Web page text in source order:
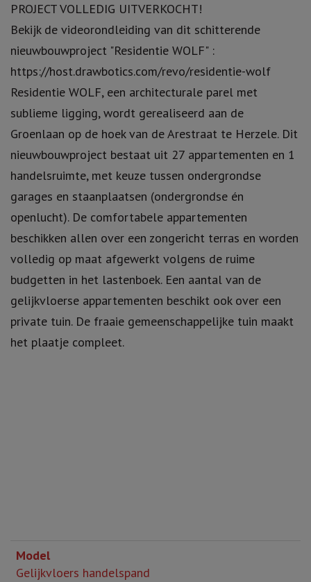
PROJECT VOLLEDIG UITVERKOCHT!
Bekijk de videorondleiding van dit schitterende
nieuwbouwproject "Residentie WOLF" :
https://host.drawbotics.com/revo/residentie-wolf
Residentie WOLF, een architecturale parel met
sublieme ligging, wordt gerealiseerd aan de
Groenlaan op de hoek van de Arestraat te Herzele. Dit
nieuwbouwproject bestaat uit 27 appartementen en 1
handelsruimte, met keuze tussen ondergrondse
garages en staanplaatsen (ondergrondse én
openlucht). De comfortabele appartementen
beschikken allen over een zongericht terras en worden
volledig op maat afgewerkt volgens de ruime
budgetten in het lastenboek. Een aantal van de
gelijkvloerse appartementen beschikt ook over een
private tuin. De fraaie gemeenschappelijke tuin maakt
het plaatje compleet.
Gelijkvloers handelspand